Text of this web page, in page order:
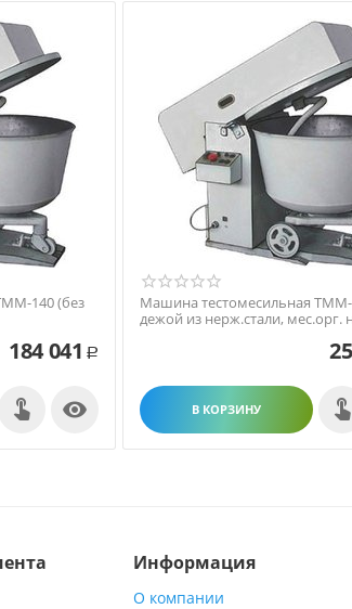
140 (без
184 041 Р

Машина тестомесильная ТММ-
дежой из нерж.стали, мес.орг.
В КОРЗИНУ
Информация
О компании